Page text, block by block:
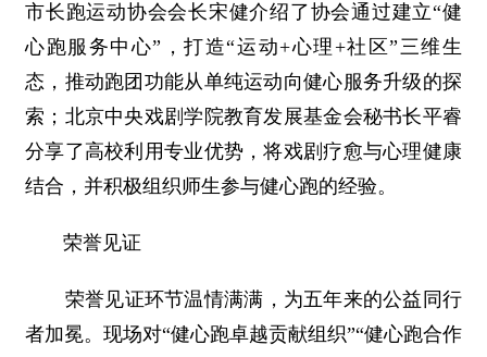
市长跑运动协会会长宋健介绍了协会通过建立“健
心跑服务中心”，打造“运动+心理+社区”三维生
态，推动跑团功能从单纯运动向健心服务升级的探
索；北京中央戏剧学院教育发展基金会秘书长平睿
分享了高校利用专业优势，将戏剧疗愈与心理健康
结合，并积极组织师生参与健心跑的经验。
荣誉见证
荣誉见证环节温情满满，为五年来的公益同行
者加冕。现场对“健心跑卓越贡献组织”“健心跑合作